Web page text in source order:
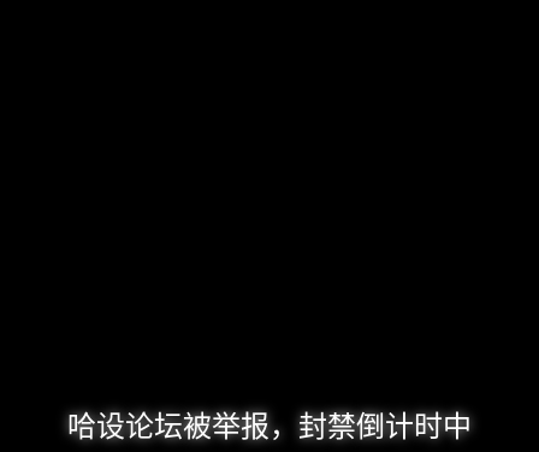
哈设论坛被举报，封禁倒计时中